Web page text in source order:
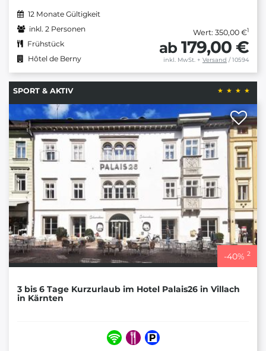
12 Monate Gültigkeit
inkl. 2 Personen
Frühstück
Hôtel de Berny
Wert: 350,00 €1
ab 179,00 €
inkl. MwSt. + Versand / 10594
SPORT & AKTIV
-40% 2
3 bis 6 Tage Kurzurlaub im Hotel Palais26 in Villach
in Kärnten